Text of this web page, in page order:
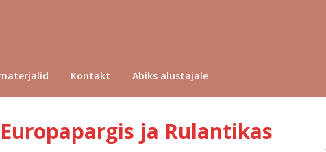
Kontakt Abiks alustajale
ja Rulantikas